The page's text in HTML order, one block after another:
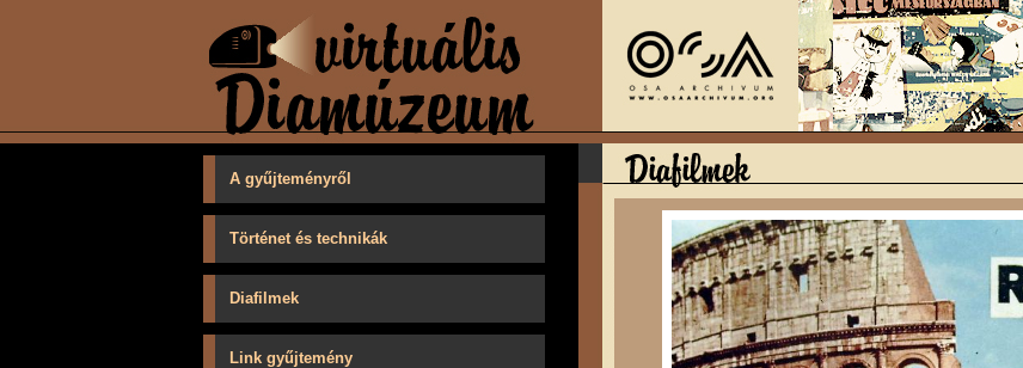
A gyűjteményről
Történet és technikák
Diafilmek
Link gyűjtemény